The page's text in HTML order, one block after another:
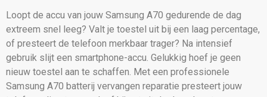
Loopt de accu van jouw Samsung A70 gedurende de dag
extreem snel leeg? Valt je toestel uit bij een laag percentage,
of presteert de telefoon merkbaar trager? Na intensief
gebruik slijt een smartphone-accu. Gelukkig hoef je geen
nieuw toestel aan te schaffen. Met een professionele
Samsung A70 batterij vervangen reparatie presteert jouw